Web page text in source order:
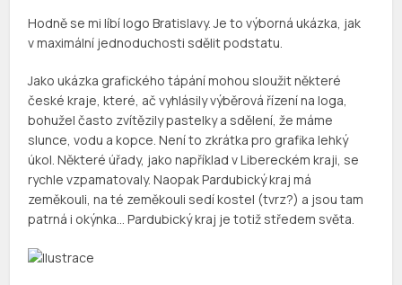
Hodně se mi líbí logo Bratislavy. Je to výborná ukázka, jak
v maximální jednoduchosti sdělit podstatu.
Jako ukázka grafického tápání mohou sloužit některé
české kraje, které, ač vyhlásily výběrová řízení na loga,
bohužel často zvítězily pastelky a sdělení, že máme
slunce, vodu a kopce. Není to zkrátka pro grafika lehký
úkol. Některé úřady, jako například v Libereckém kraji, se
rychle vzpamatovaly. Naopak Pardubický kraj má
zeměkouli, na té zeměkouli sedí kostel (tvrz?) a jsou tam
patrná i okýnka… Pardubický kraj je totiž středem světa.